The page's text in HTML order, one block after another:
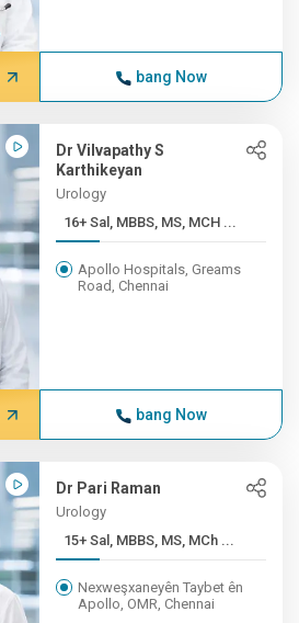
bang Now
Dr Vilvapathy S
Karthikeyan
Urology
16+ Sal, MBBS, MS, MCH ...
Apollo Hospitals, Greams
Road, Chennai
bang Now
Dr Pari Raman
Urology
15+ Sal, MBBS, MS, MCh ...
Nexweşxaneyên Taybet ên
Apollo, OMR, Chennai